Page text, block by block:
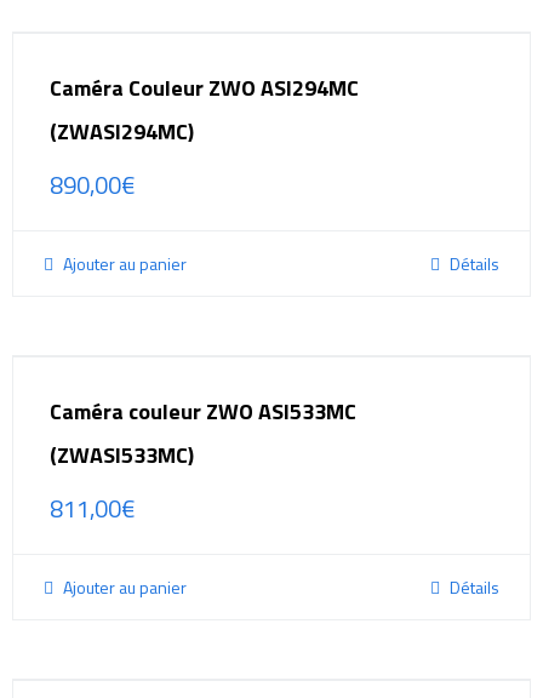
Caméra Couleur ZWO ASI294MC
(ZWASI294MC)
890,00€
Ajouter au panier Détails
Caméra couleur ZWO ASI533MC
(ZWASI533MC)
811,00€
Ajouter au panier Détails